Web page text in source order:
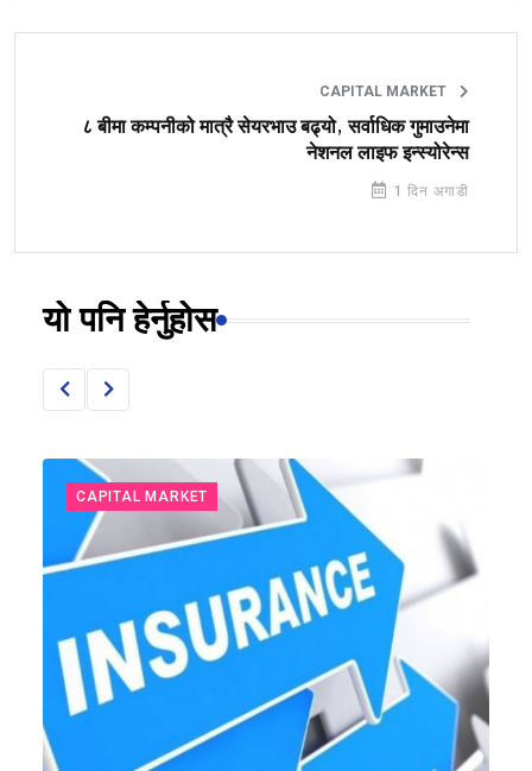
CAPITAL MARKET
८ बीमा कम्पनीको मात्रै सेयरभाउ बढ्यो, सर्वाधिक गुमाउनेमा
नेशनल लाइफ इन्स्योरेन्स
1 दिन अगाडी
यो पनि हेर्नुहोस
CAPITAL MARKET